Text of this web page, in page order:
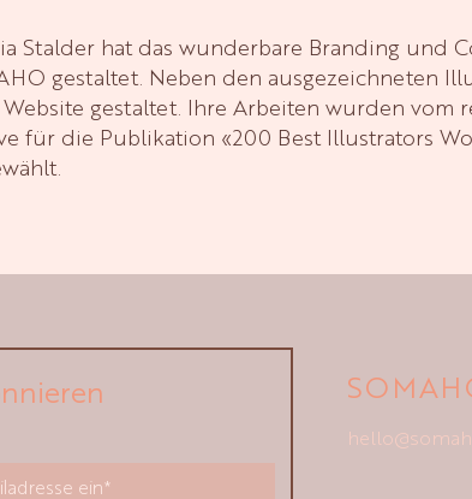
Stalder hat das wunderbare Branding und
gestaltet. Neben den ausgezeichneten
gestaltet. Ihre Arbeiten wurden vom
für die Publikation «200 Best Illustrators